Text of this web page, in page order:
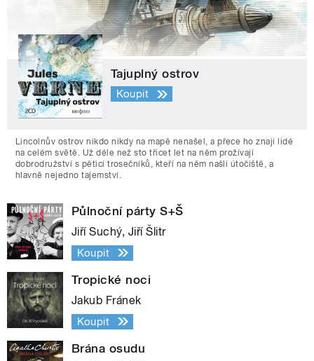
Tajuplný ostrov
Koupit
Lincolnův ostrov nikdo nikdy na mapě nenašel, a přece ho znají lidé
na celém světě. Už déle než sto třicet let na něm prožívají
dobrodružství s pěticí trosečníků, kteří na něm našli útočiště, a
hlavně nejedno tajemství.
Půlnoční párty S+Š
Jiří Suchý, Jiří Šlitr
Koupit
Tropické noci
Jakub Fránek
Koupit
Brána osudu